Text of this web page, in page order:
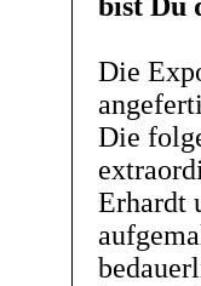
Die
Die
Erhardt